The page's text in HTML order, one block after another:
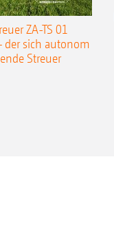
ZA-TS 01
der sich autonom
Streuer